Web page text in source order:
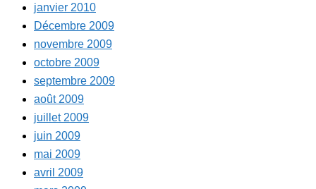
janvier 2010
Décembre 2009
novembre 2009
octobre 2009
septembre 2009
août 2009
juillet 2009
juin 2009
mai 2009
avril 2009